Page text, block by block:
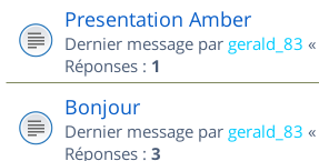
Presentation Amber
Dernier message par gerald_83 «
Réponses : 1
Bonjour
Dernier message par gerald_83 «
Réponses : 3